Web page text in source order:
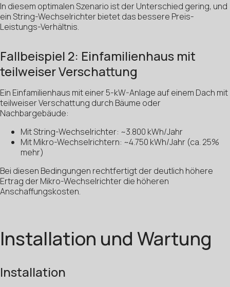
In diesem optimalen Szenario ist der Unterschied gering, und
ein String-Wechselrichter bietet das bessere Preis-
Leistungs-Verhältnis.
Fallbeispiel 2: Einfamilienhaus mit
teilweiser Verschattung
Ein Einfamilienhaus mit einer 5-kW-Anlage auf einem Dach mit
teilweiser Verschattung durch Bäume oder
Nachbargebäude:
Mit String-Wechselrichter: ~3.800 kWh/Jahr
Mit Mikro-Wechselrichtern: ~4.750 kWh/Jahr (ca. 25%
mehr)
Bei diesen Bedingungen rechtfertigt der deutlich höhere
Ertrag der Mikro-Wechselrichter die höheren
Anschaffungskosten.
Installation und Wartung
Installation